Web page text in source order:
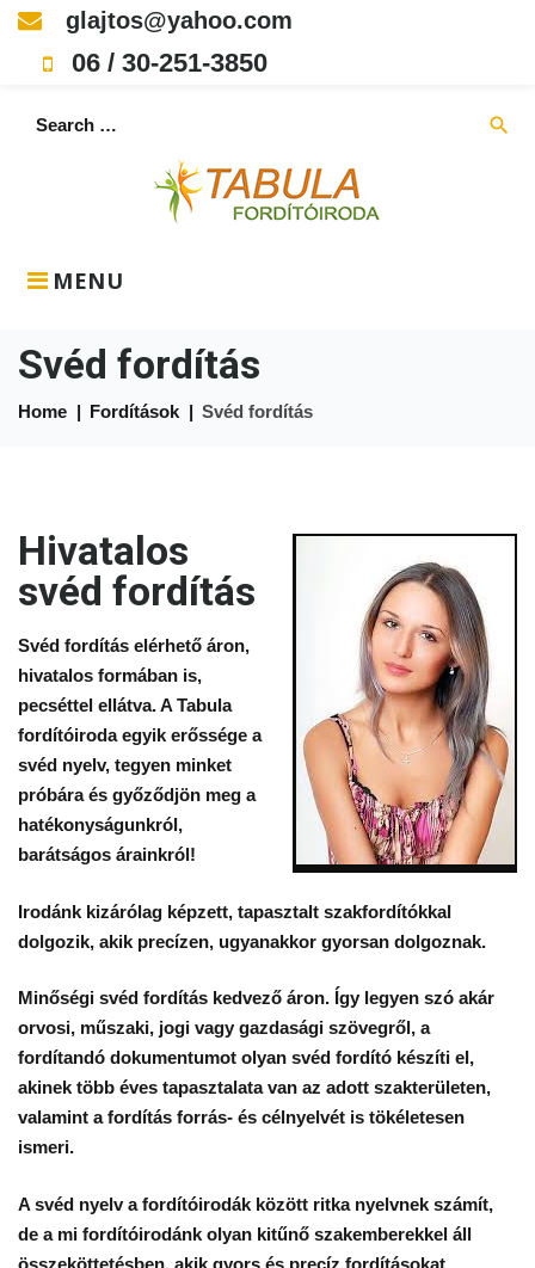
Skip
content
glajtos@yahoo.com
06 / 30-251-3850
MENU
Search
search
Svéd fordítás
Home | Fordítások | Svéd fordítás
fordítás
Hivatalos
svéd fordítás
Svéd fordítás elérhető áron,
hivatalos formában is,
pecséttel ellátva. A Tabula
fordítóiroda egyik erőssége a
svéd nyelv, tegyen minket
próbára és győződjön meg a
hatékonyságunkról,
barátságos árainkról!
Irodánk kizárólag képzett, tapasztalt szakfordítókkal
dolgozik, akik precízen, ugyanakkor gyorsan dolgoznak.
Minőségi svéd fordítás kedvező áron. Így legyen szó akár
orvosi, műszaki, jogi vagy gazdasági szövegről, a
fordítandó dokumentumot olyan svéd fordító készíti el,
akinek több éves tapasztalata van az adott szakterületen,
valamint a fordítás forrás- és célnyelvét is tökéletesen
ismeri.
A svéd nyelv a fordítóirodák között ritka nyelvnek számít,
de a mi fordítóirodánk olyan kitűnő szakemberekkel áll
összeköttetésben, akik gyors és precíz fordításokat